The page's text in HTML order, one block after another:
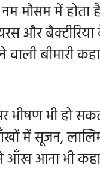
मौसम में होता
और
बीमारी
भीषण भी हो
में सूजन,
आना भी कहा